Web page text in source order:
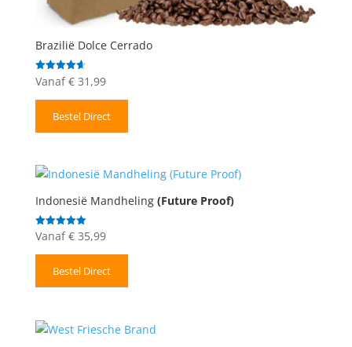
Brazilië Dolce Cerrado
Gewaardeerd
4.67
Vanaf €31,99
Bestel Direct
Indonesië Mandheling (Future Proof)
Gewaardeerd
5.00
uit 5
Vanaf €35,99
Bestel Direct